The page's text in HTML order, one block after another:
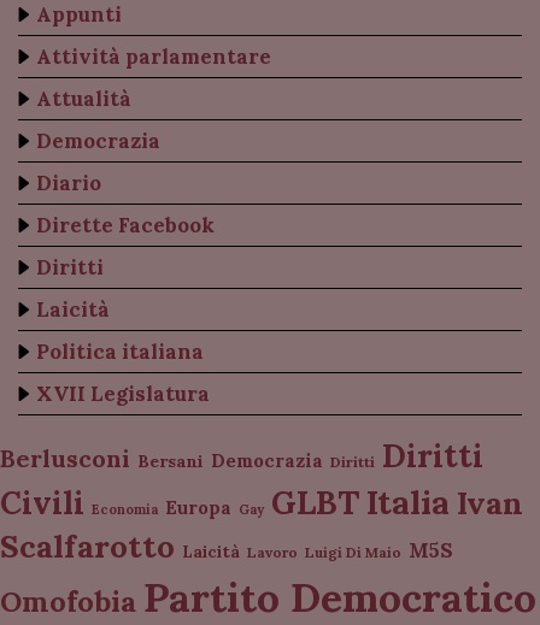
Appunti
Attività parlamentare
Attualità
Democrazia
Diario
Dirette Facebook
Diritti
Laicità
Politica italiana
XVII Legislatura
Berlusconi Bersani Democrazia Diritti Diritti
Civili Economia Europa Gay GLBT Italia Ivan
Scalfarotto Laicità Lavoro Luigi Di Maio M5S
Omofobia Partito Democratico